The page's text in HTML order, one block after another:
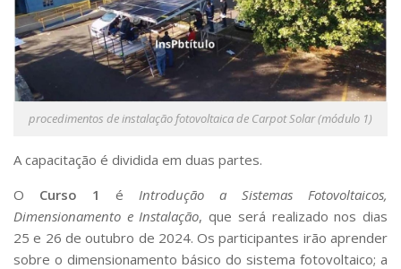
procedimentos de instalação fotovoltaica de Carpot Solar (módulo 1)
A capacitação é dividida em duas partes.
O Curso 1 é Introdução a Sistemas Fotovoltaicos,
Dimensionamento e Instalação, que será realizado nos dias
25 e 26 de outubro de 2024. Os participantes irão aprender
sobre o dimensionamento básico do sistema fotovoltaico; a